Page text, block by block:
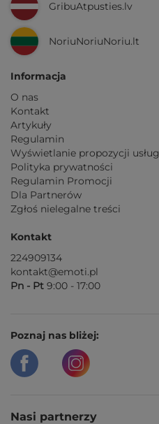
GribuAtpusties.lv
NoriuNoriuNoriu.lt
Informacja
O nas
Kontakt
Artykuły
Regulamin
Wyświetlanie propozycji usług
Polityka prywatności
Regulamin Promocji
Dla Partnerów
Zgłoś nielegalne treści
Kontakt
224909134
kontakt@emoti.pl
Pn - Pt 9:00 - 17:00
Poznaj nas bliżej:
Nasi partnerzy